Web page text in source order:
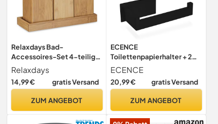
Relaxdays Bad-
Accessoires-Set 4-teilig,
Bambus,
Zahnbürstenhalter,
Seifenspender,
Behälter,natur, Badset
Relaxdays
14,99 € gratis Versand
ZUM ANGEBOT
ECENCE
Toilettenpapierhalter + 2
Handtuchhaken ohne
Bohren Schwarz
ECENCE
20,99 € gratis Versand
ZUM ANGEBOT